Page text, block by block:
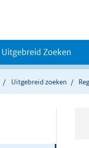
Uitgebreid Zoeken
Uitgebreid zoeken